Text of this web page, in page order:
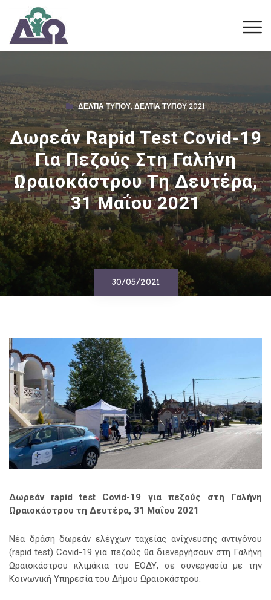
ΔΕΛΤΊΑ ΤΎΠΟΥ,ΔΕΛΤΊΑ ΤΎΠΟΥ 2021
Δωρεάν Rapid Test Covid-19
Για Πεζούς Στη Γαλήνη
Ωραιοκάστρου Τη Δευτέρα,
31 Μαΐου 2021
30/05/2021
Δωρεάν rapid test Covid-19 για πεζούς στη Γαλήνη
Ωραιοκάστρου τη Δευτέρα, 31 Μαΐου 2021
Νέα δράση δωρεάν ελέγχων ταχείας ανίχνευσης αντιγόνου
(rapid test) Covid-19για πεζούς θα διενεργήσουν στη Γαλήνη
Ωραιοκάστρου κλιμάκια του ΕΟΔΥ, σε συνεργασία με την
Κοινωνική Υπηρεσία του Δήμου Ωραιοκάστρου.